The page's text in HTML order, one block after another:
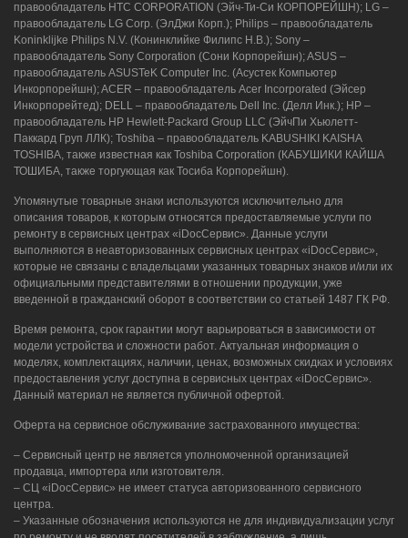
правообладатель HTC CORPORATION (Эйч-Ти-Си КОРПОРЕЙШН); LG –
правообладатель LG Corp. (ЭлДжи Корп.); Philips – правообладатель
Koninklijke Philips N.V. (Конинклийке Филипс Н.В.); Sony –
правообладатель Sony Corporation (Сони Корпорейшн); ASUS –
правообладатель ASUSTeK Computer Inc. (Асустек Компьютер
Инкорпорейшн); ACER – правообладатель Acer Incorporated (Эйсер
Инкорпорейтед); DELL – правообладатель Dell Inc. (Делл Инк.); HP –
правообладатель HP Hewlett-Packard Group LLC (ЭйчПи Хьюлетт-
Паккард Груп ЛЛК); Toshiba – правообладатель KABUSHIKI KAISHA
TOSHIBA, также известная как Toshiba Corporation (КАБУШИКИ КАЙША
ТОШИБА, также торгующая как Тосиба Корпорейшн).
Упомянутые товарные знаки используются исключительно для
описания товаров, к которым относятся предоставляемые услуги по
ремонту в сервисных центрах «iDocСервис». Данные услуги
выполняются в неавторизованных сервисных центрах «iDocСервис»,
которые не связаны с владельцами указанных товарных знаков и/или их
официальными представителями в отношении продукции, уже
введенной в гражданский оборот в соответствии со статьей 1487 ГК РФ.
Время ремонта, срок гарантии могут варьироваться в зависимости от
модели устройства и сложности работ. Актуальная информация о
моделях, комплектациях, наличии, ценах, возможных скидках и условиях
предоставления услуг доступна в сервисных центрах «iDocСервис».
Данный материал не является публичной офертой.
Оферта на сервисное обслуживание застрахованного имущества:
– Сервисный центр не является уполномоченной организацией
продавца, импортера или изготовителя.
– СЦ «iDocСервис» не имеет статуса авторизованного сервисного
центра.
– Указанные обозначения используются не для индивидуализации услуг